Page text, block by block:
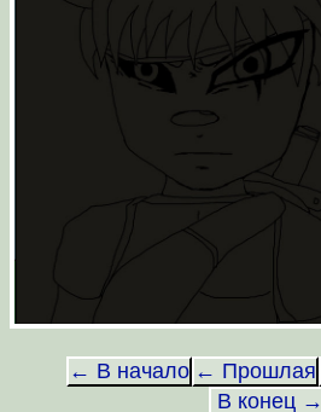
← В начало ← Прошлая
В конец →